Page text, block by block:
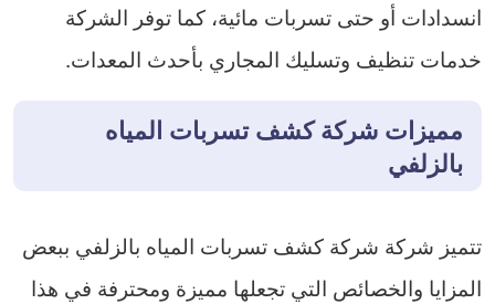
انسدادات أو حتى تسربات مائية، كما توفر الشركة
خدمات تنظيف وتسليك المجاري بأحدث المعدات.
مميزات شركة كشف تسربات المياه
بالزلفي
تتميز شركة شركة كشف تسربات المياه بالزلفي ببعض
المزايا والخصائص التي تجعلها مميزة ومحترفة في هذا